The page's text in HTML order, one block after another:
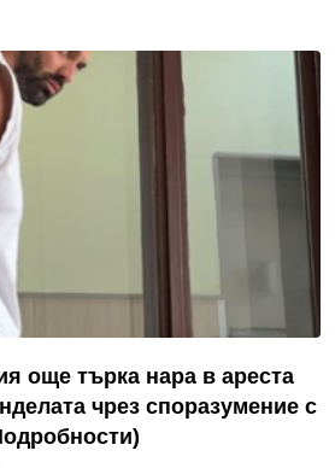
още търка нара в ареста
чрез споразумение с